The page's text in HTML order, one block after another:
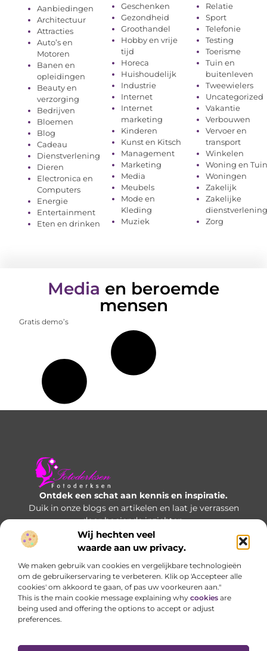
Wij hechten veel
waarde aan uw privacy.
We maken gebruik van cookies en vergelijkbare technologieën
om de gebruikerservaring te verbeteren. Klik op 'Accepteer alle
cookies' om akkoord te gaan, of pas uw voorkeuren aan."
This is the main cookie message explaining why cookies are
being used and offering the options to accept or adjust
preferences.
Aanbiedingen
Architectuur
Attracties
Auto’s en
Motoren
Banen en
opleidingen
Beauty en
verzorging
Bedrijven
Bloemen
Blog
Cadeau
Dienstverlening
Dieren
Electronica en
Computers
Energie
Entertainment
Eten en drinken
Geschenken
Gezondheid
Groothandel
Hobby en vrije
tijd
Horeca
Huishoudelijk
Industrie
Internet
Internet
marketing
Kinderen
Kunst en Kitsch
Management
Marketing
Media
Meubels
Mode en
Kleding
Muziek
Relatie
Sport
Telefonie
Testing
Toerisme
Tuin en
buitenleven
Tweewielers
Uncategorized
Vakantie
Verbouwen
Vervoer en
transport
Winkelen
Woning en Tuin
Woningen
Zakelijk
Zakelijke
dienstverlening
Zorg
Media en beroemde
mensen
Gratis demo’s
Ontdek een schat aan kennis en inspiratie.
Duik in onze blogs en artikelen en laat je verrassen
door boeiende inzichten.
Bericht categorie
Onze informatie